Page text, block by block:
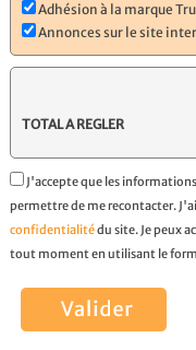
Adhésion à la marque
Annonces sur le site
TOTAL A REGLER
J'accepte que les
permettre de me recontacter.
confidentialitédu site. Je peux
tout moment en utilisant le